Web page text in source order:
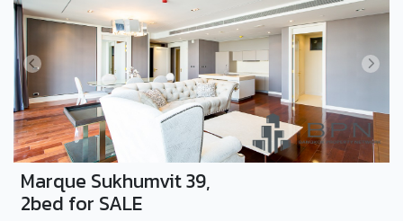
Marque Sukhumvit 39,
2bed for SALE